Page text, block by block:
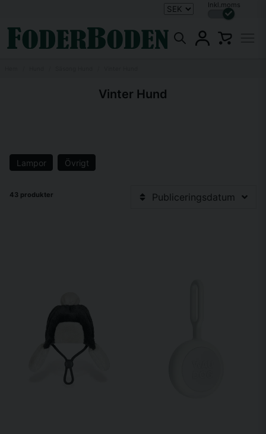
Inkl.moms
Vinter Hund
Lampor Övrigt
43 produkter Publiceringsdatum